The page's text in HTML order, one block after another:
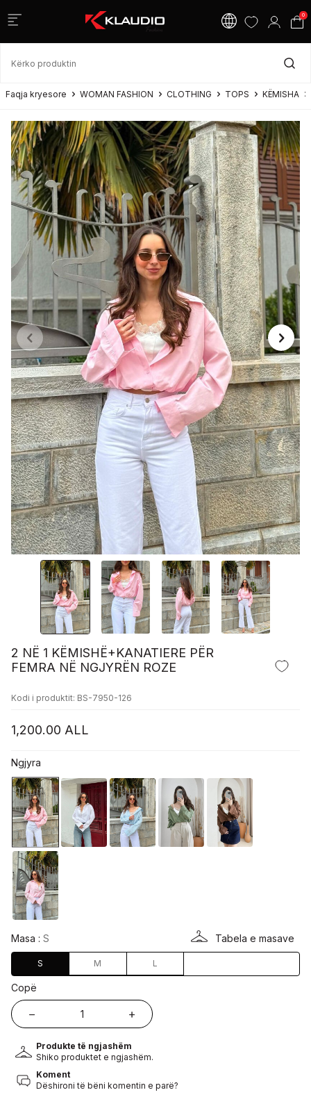
0
Faqja kryesore WOMAN FASHION CLOTHING TOPS KËMISHA
2 NË 1 KËMISHË+KANATIERE PËR
FEMRA NË NGJYRËN ROZE
Kodi i produktit: BS-7950-126
1,200.00 ALL
Ngjyra
Masa : S Tabela e masave
S M L
Copë
Produkte të ngjashëm
Shiko produktet e ngjashëm.
Koment
Dëshironi të bëni komentin e parë?